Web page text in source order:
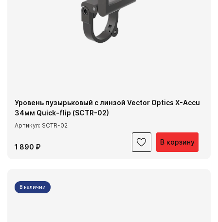
В корзину
Уровень пузырьковый с линзой Vector Optics X-Accu
34мм Quick-flip (SCTR-02)
Артикул: SCTR-02
1 890 ₽
В наличии